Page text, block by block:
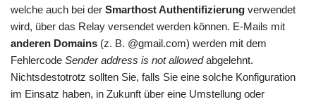
welche auch bei der Smarthost Authentifizierung verwendet
wird, über das Relay versendet werden können. E-Mails mit
anderen Domains (z. B. @gmail.com) werden mit dem
Fehlercode Sender address is not allowedabgelehnt.
Nichtsdestotrotz sollten Sie, falls Sie eine solche Konfiguration
im Einsatz haben, in Zukunft über eine Umstellung oder